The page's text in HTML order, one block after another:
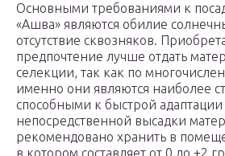
Основными требованиями к
«Ашва» являются обилие
отсутствие сквозняков.
предпочтение лучше отдать
селекции, так как по
именно они являются наиболее
способными к быстрой
непосредственной высадки
рекомендовано хранить в
в котором составляет от 0 до +2